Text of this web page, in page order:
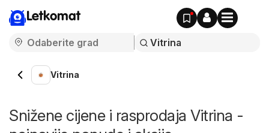
Letkomat
Vitrina
Snižene cijene i rasprodaja Vitrina -